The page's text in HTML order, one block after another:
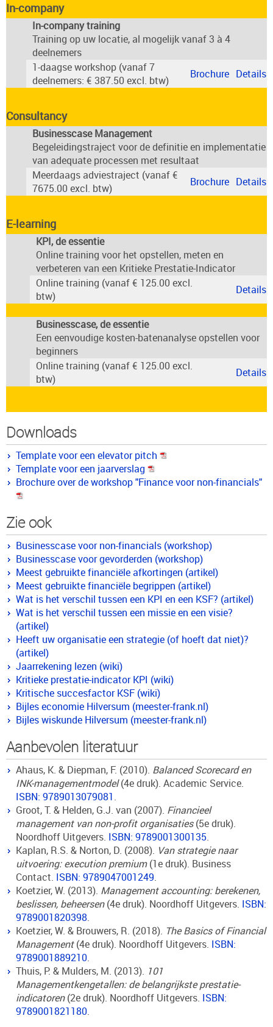
In-company
In-company training
Training op uw locatie, al mogelijk vanaf 3 à 4
deelnemers
1-daagse workshop (vanaf 7
deelnemers: € 387.50 excl. btw)
Brochure Details
Consultancy
Businesscase Management
Begeleidingstraject voor de definitie en implementatie
van adequate processen met resultaat
Meerdaags adviestraject (vanaf €
7675.00 excl. btw)
Brochure Details
E-learning
KPI, de essentie
Online training voor het opstellen, meten en
verbeteren van een Kritieke Prestatie-Indicator
Online training (vanaf € 125.00 excl.
btw)
Details
Businesscase, de essentie
Een eenvoudige kosten-batenanalyse opstellen voor
beginners
Online training (vanaf € 125.00 excl.
btw)
Details
Downloads
Template voor een elevator pitch
Template voor een jaarverslag
Brochure over de workshop "Finance voor non-financials"
Zie ook
Businesscase voor non-financials (workshop)
Businesscase voor gevorderden (workshop)
Meest gebruikte financiële afkortingen (artikel)
Meest gebruikte financiële begrippen (artikel)
Wat is het verschil tussen een KPI en een KSF? (artikel)
Wat is het verschil tussen een missie en een visie?
(artikel)
Heeft uw organisatie een strategie (of hoeft dat niet)?
(artikel)
Jaarrekening lezen (wiki)
Kritieke prestatie-indicator KPI (wiki)
Kritische succesfactor KSF (wiki)
Bijles economie Hilversum (meester-frank.nl)
Bijles wiskunde Hilversum (meester-frank.nl)
Aanbevolen literatuur
Ahaus, K. & Diepman, F. (2010). Balanced Scorecard en
INK-managementmodel(4e druk). Academic Service.
ISBN: 9789013079081.
Groot, T. & Helden, G.J. van (2007). Financieel
management van non-profit organisaties(5e druk).
Noordhoff Uitgevers. ISBN: 9789001300135.
Kaplan, R.S. & Norton, D. (2008). Van strategie naar
uitvoering: execution premium(1e druk). Business
Contact. ISBN: 9789047001249.
Koetzier, W. (2013). Management accounting: berekenen,
beslissen, beheersen(4e druk). Noordhoff Uitgevers. ISBN:
9789001820398.
Koetzier, W. & Brouwers, R. (2018). The Basics of Financial
Management(4e druk). Noordhoff Uitgevers. ISBN:
9789001889210.
Thuis, P. & Mulders, M. (2013). 101
Managementkengetallen: de belangrijkste prestatie-
indicatoren(2e druk). Noordhoff Uitgevers. ISBN:
9789001821180.